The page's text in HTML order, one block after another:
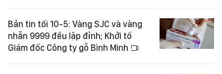
Bản tin tối 10-5: Vàng SJC và vàng
nhẫn 9999 đều lập đỉnh; Khởi tố
Giám đốc Công ty gỗ Bình Minh